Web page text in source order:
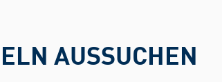
AUSSUCHEN